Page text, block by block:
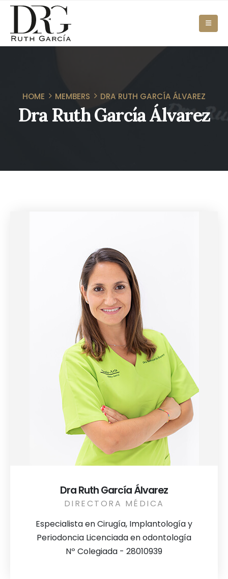
HOME MEMBERS DRA RUTH GARCÍA ÁLVAREZ
Dra Ruth García Álvarez
Dra Ruth García Álvarez
DIRECTORA MÉDICA
Especialista en Cirugía, Implantología y
Periodoncia Licenciada en odontología
Nº Colegiada - 28010939